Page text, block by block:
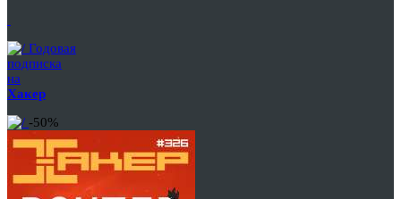
Годовая
подписка
на
Хакер
-50%